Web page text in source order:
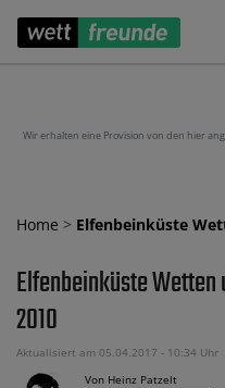
Wir erhalten eine Provision von den hier
Home > Elfenbeinküste
Elfenbeinküste Wetten
2010
Aktualisiert am 05.04.2017 - 10:34 Uhr
Von Heinz Patzelt